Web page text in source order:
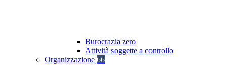
Burocrazia zero
Attività soggette a controllo
Organizzazione 66